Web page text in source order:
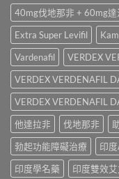
港
正
貨
購
買
指
南〉
中
原
廠
與
學
名
藥
購
買
比
較〉
中
麼
選？
年
效
果、
價
錢、
副
作
用
全
面
比
較
隻
好？
Cenforce-
100、
Kamagra
與
Kamagra
Oral
Jelly
全
面
比
較〉
中
40mg伐地那非 + 60mg達
Extra Super Levifil
Vardenafil
VERDEX
VERDEX VERDENAFIL
VERDEX VERDENAFIL
他達拉非
伐地那非
勃起功能障礙治療
印
印度學名藥
印度雙效